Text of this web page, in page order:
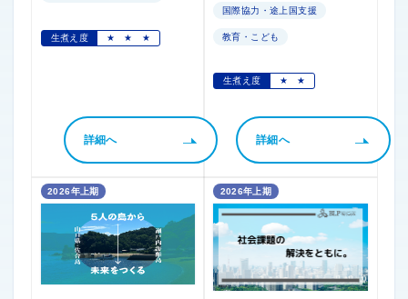
生煮え度 ★ ★ ★
詳細へ
国際協力・途上国支援
教育・こども
生煮え度 ★ ★
詳細へ
2026年上期 2026年上期